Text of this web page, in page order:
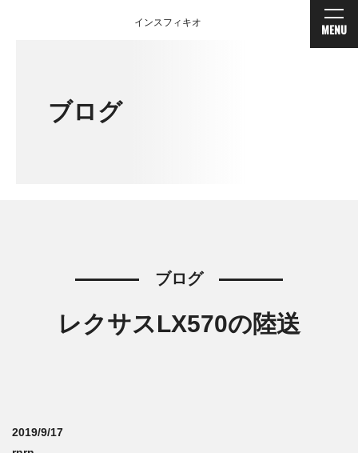
インスフィキオ MENU
ブログ
ブログ
レクサスLX570の陸送
2019/9/17